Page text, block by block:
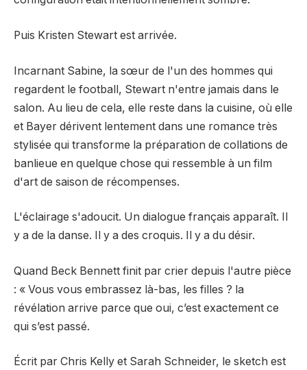
Puis Kristen Stewart est arrivée.
Incarnant Sabine, la sœur de l'un des hommes qui
regardent le football, Stewart n'entre jamais dans le
salon. Au lieu de cela, elle reste dans la cuisine, où elle
et Bayer dérivent lentement dans une romance très
stylisée qui transforme la préparation de collations de
banlieue en quelque chose qui ressemble à un film
d'art de saison de récompenses.
L'éclairage s'adoucit. Un dialogue français apparaît. Il
y a de la danse. Il y a des croquis. Il y a du désir.
Quand Beck Bennett finit par crier depuis l'autre pièce
: « Vous vous embrassez là-bas, les filles ? la
révélation arrive parce que oui, c’est exactement ce
qui s’est passé.
Écrit par Chris Kelly et Sarah Schneider, le sketch est